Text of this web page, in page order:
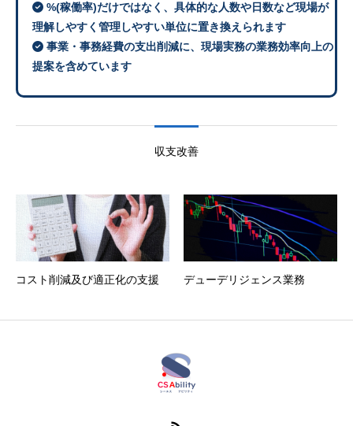
%(稼働率)だけではなく、具体的な人数や日数など現場が
理解しやすく管理しやすい単位に置き換えられます
事業・事務経費の支出削減に、現場実務の業務効率向上の
提案を含めています
収支改善
コスト削減及び適正化の支援 デューデリジェンス業務